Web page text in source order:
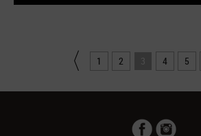
1 2 3 4 5